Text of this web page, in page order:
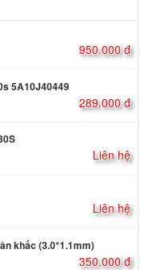
950.000 đ
5A10J40449
289.000 đ
Liên hệ
Liên hệ
khấc (3.0*1.1mm)
350.000 đ